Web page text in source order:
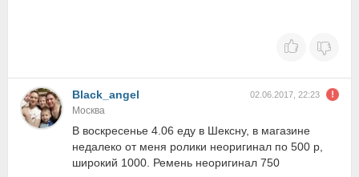
Black_angel 02.06.2017, 22:23
Москва
В воскресенье 4.06 еду в Шексну, в магазине
недалеко от меня ролики неоригинал по 500 р,
широкий 1000. Ремень неоригинал 750